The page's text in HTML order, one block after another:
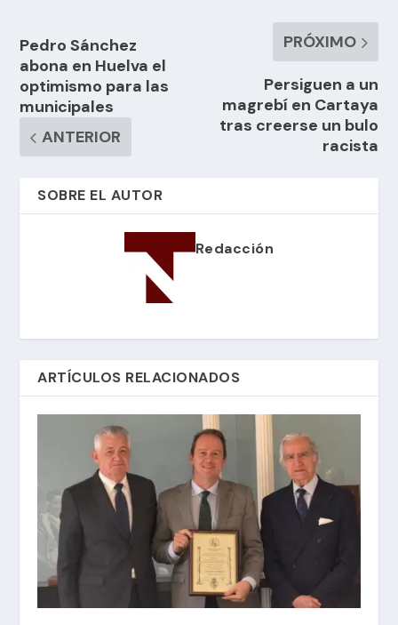
Pedro Sánchez
abona en Huelva el
optimismo para las
municipales
ANTERIOR
PRÓXIMO
Persiguen a un
magrebí en Cartaya
tras creerse un bulo
racista
SOBRE EL AUTOR
Redacción
ARTÍCULOS RELACIONADOS